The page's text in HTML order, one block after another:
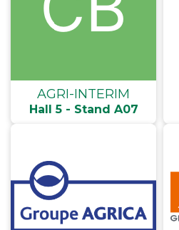
AGRI-INTERIM
Hall 5 - Stand A07